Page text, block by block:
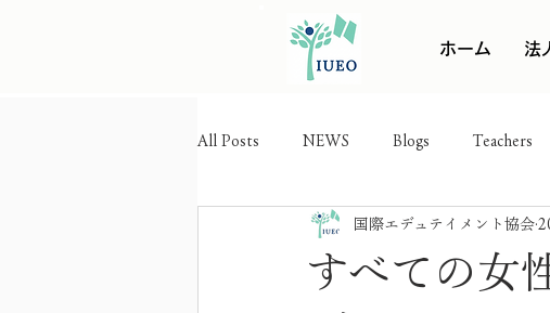
ホーム 法
All Posts NEWS Blogs Teachers
すべての女
国際エデュテイメント協会